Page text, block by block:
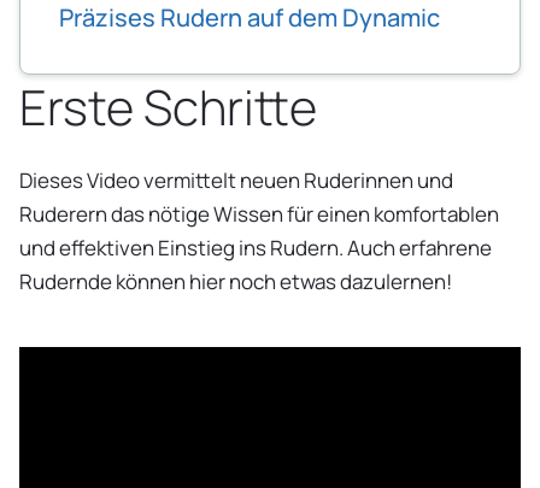
Präzises Rudern auf dem Dynamic
Erste Schritte
Dieses Video vermittelt neuen Ruderinnen und
Ruderern das nötige Wissen für einen komfortablen
und effektiven Einstieg ins Rudern. Auch erfahrene
Rudernde können hier noch etwas dazulernen!